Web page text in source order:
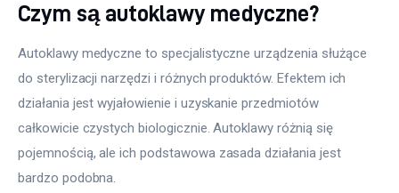
Czym są autoklawy medyczne?
Autoklawy medyczne to specjalistyczne urządzenia służące
do sterylizacji narzędzi i różnych produktów. Efektem ich
działania jest wyjałowienie i uzyskanie przedmiotów
całkowicie czystych biologicznie. Autoklawy różnią się
pojemnością, ale ich podstawowa zasada działania jest
bardzo podobna.